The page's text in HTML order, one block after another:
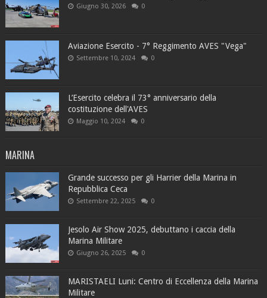
Giugno 30, 2026 0
Aviazione Esercito - 7° Reggimento AVES "Vega"
Settembre 10, 2024 0
L’Esercito celebra il 73° anniversario della
costituzione dell'AVES
Maggio 10, 2024 0
MARINA
Grande successo per gli Harrier della Marina in
Repubblica Ceca
Settembre 22, 2025 0
Jesolo Air Show 2025, debuttano i caccia della
Marina Militare
Giugno 26, 2025 0
MARISTAELI Luni: Centro di Eccellenza della Marina
Militare